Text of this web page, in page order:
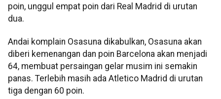
poin, unggul empat poin dari Real Madrid di urutan
dua.
Andai komplain Osasuna dikabulkan, Osasuna akan
diberi kemenangan dan poin Barcelona akan menjadi
64, membuat persaingan gelar musim ini semakin
panas. Terlebih masih ada Atletico Madrid di urutan
tiga dengan 60 poin.